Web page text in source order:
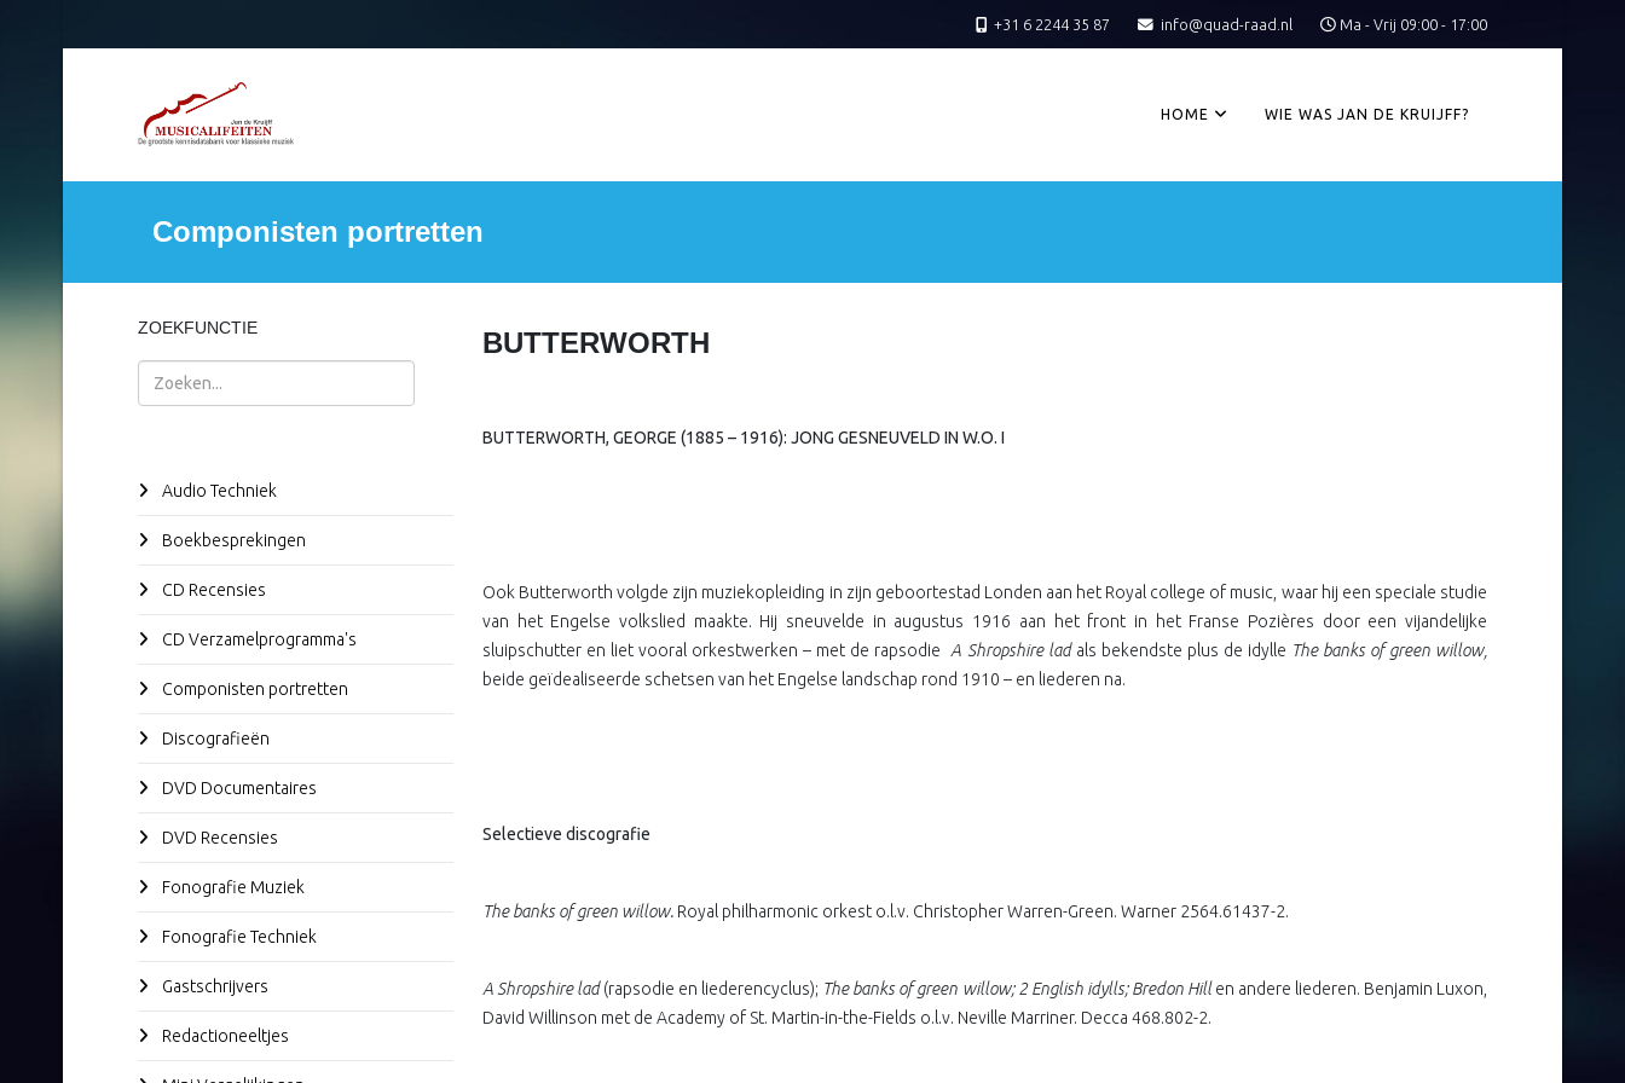
+31 6 2244 35 87 info@quad-raad.nl Ma - Vrij 09:00 - 17:00
HOME WIE WAS JAN DE KRUIJFF?
Componisten portretten
ZOEKFUNCTIE
Zoeken
Audio Techniek
Boekbesprekingen
CD Recensies
CD Verzamelprogramma's
Componisten portretten
Discografieën
DVD Documentaires
DVD Recensies
Fonografie Muziek
Fonografie Techniek
Gastschrijvers
Redactioneeltjes
BUTTERWORTH
BUTTERWORTH, GEORGE (1885 – 1916): JONG GESNEUVELD IN W.O. I
Ook Butterworth volgde zijn muziekopleiding in zijn geboortestad Londen aan het Royal college of music, waar hij een speciale studie
van het Engelse volkslied maakte. Hij sneuvelde in augustus 1916 aan het front in het Franse Pozières door een vijandelijke
sluipschutter en liet vooral orkestwerken – met de rapsodie
A Shropshire lad als bekendste plus de idylle The banks of green willow,
beide geïdealiseerde schetsen van het Engelse landschap rond 1910 – en liederen na.
Selectieve discografie
The banks of green willow. Royal philharmonic orkest o.l.v. Christopher Warren-Green. Warner 2564.61437-2.
A Shropshire lad(rapsodie en liederencyclus); The banks of green willow; 2 English idylls; Bredon Hillen andere liederen. Benjamin Luxon,
David Willinson met de Academy of St. Martin-in-the-Fields o.l.v. Neville Marriner. Decca 468.802-2.